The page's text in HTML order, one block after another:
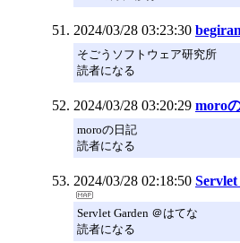
2024/03/28 03:23:30
そごうソフトウェア研究所
読者になる
2024/03/28 03:20:29 moro
moroの日記
読者になる
2024/03/28 02:18:50
Servlet Garden ＠はてな
読者になる